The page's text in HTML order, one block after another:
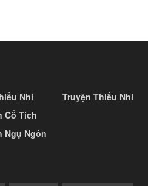
Nhi
Cổ Tích
Ngụ Ngôn
Truyện Thiếu Nhi